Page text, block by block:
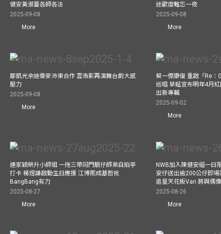
健安黃淑蔓各師各法
2025-09-08
More
迷歡度難忘一夜
2025-09-08
More
鄒凱光余迪偉麥沛東合作 雲浩影再演舞台劇大感
壓力
2025-09-08
More
蔡一傑康復 重啟「Re：
巡唱 草蜢宣布明年4月
出新專輯
2025-09-02
More
連家穎榮升小師姐 一拖三帶同門靚仔師弟自拍亭
打卡 楊煜謙啟動生日應援 江博熙成基哲祝
BangBang有力
2025-08-27
More
NWB加入陳健安組一日
安仔送出逾200公仔即
追星天花板Van 將與偶
2025-08-26
More